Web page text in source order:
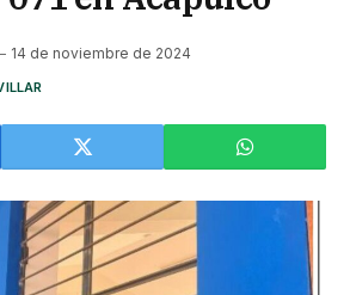
14 de noviembre de 2024